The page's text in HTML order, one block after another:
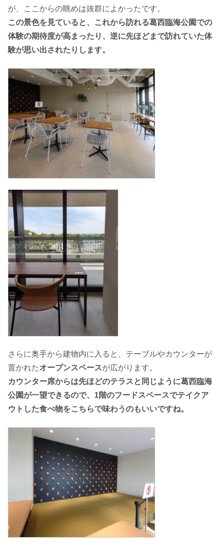
が、ここからの眺めは抜群によかったです。
この景色を見ていると、これから訪れる葛西臨海公園での
体験の期待度が高まったり、逆に先ほどまで訪れていた体
験が思い出されたりします。
さらに奥手から建物内に入ると、テーブルやカウンターが
置かれたオープンスペースが広がります。
カウンター席からは先ほどのテラスと同じように葛西臨海
公園が一望できるので、1階のフードスペースでテイクア
ウトした食べ物をこちらで味わうのもいいですね。